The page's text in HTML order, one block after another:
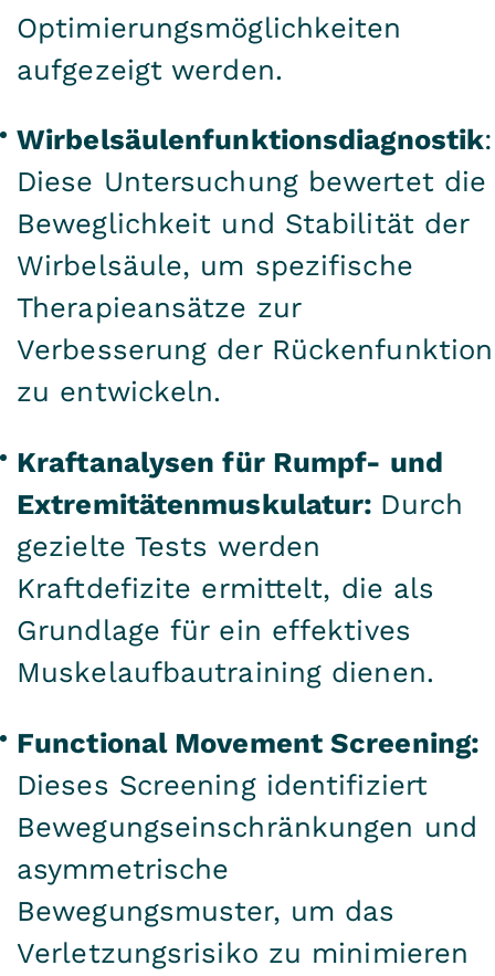
Optimierungsmöglichkeiten
aufgezeigt werden.
Wirbelsäulenfunktionsdiagnostik:
Diese Untersuchung bewertet die
Beweglichkeit und Stabilität der
Wirbelsäule, um spezifische
Therapieansätze zur
Verbesserung der Rückenfunktion
zu entwickeln.
Kraftanalysen für Rumpf- und
Extremitätenmuskulatur: Durch
gezielte Tests werden
Kraftdefizite ermittelt, die als
Grundlage für ein effektives
Muskelaufbautraining dienen.
Functional Movement Screening:
Dieses Screening identifiziert
Bewegungseinschränkungen und
asymmetrische
Bewegungsmuster, um das
Verletzungsrisiko zu minimieren